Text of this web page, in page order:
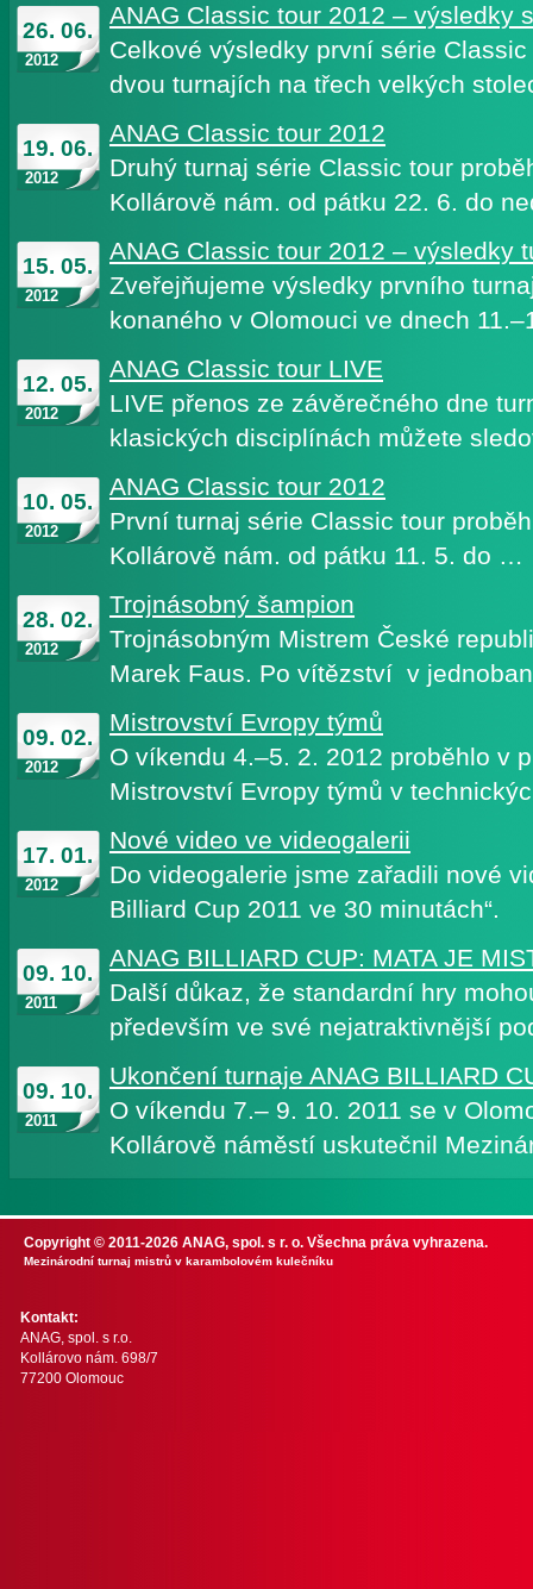
26. 06.
2012
ANAG Classic tour 2012 – výsledky
Celkové výsledky první série
dvou turnajích na třech velkých
19. 06.
2012
ANAG Classic tour 2012
Druhý turnaj série Classic tour
Kollárově nám. od pátku 22. 6. do
15. 05.
2012
ANAG Classic tour 2012 – výsledky
Zveřejňujeme výsledky prvního
konaného v Olomouci ve dnech
12. 05.
2012
ANAG Classic tour LIVE
LIVE přenos ze závěrečného dne
klasických disciplínách můžete
10. 05.
2012
ANAG Classic tour 2012
První turnaj série Classic tour
Kollárově nám. od pátku 11. 5. do …
28. 02.
2012
Trojnásobný šampion
Trojnásobným Mistrem České
Marek Faus. Po vítězství v
09. 02.
2012
Mistrovství Evropy týmů
O víkendu 4.–5. 2. 2012 proběhlo v
Mistrovství Evropy týmů v
17. 01.
2012
Nové video ve videogalerii
Do videogalerie jsme zařadili nové
Billiard Cup 2011 ve 30 minutách“.
09. 10.
2011
ANAG BILLIARD CUP: MATA JE
Další důkaz, že standardní hry
především ve své nejatraktivnější
09. 10.
2011
Ukončení turnaje ANAG BILLIARD
O víkendu 7.– 9. 10. 2011 se v
Kollárově náměstí uskutečnil
Copyright © 2011-2026 ANAG, spol. s r. o. Všechna práva vyhrazena.
Mezinárodní turnaj mistrů v karambolovém kulečníku
Kontakt:
ANAG, spol. s r.o.
Kollárovo nám. 698/7
77200 Olomouc